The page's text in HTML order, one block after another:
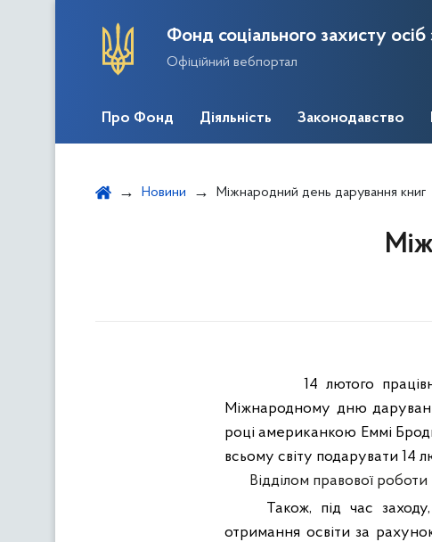
Фонд соціального захисту осіб
Офіційний вебпортал
Про Фонд Діяльність Законодавство
Новини Міжнародний день дарування книг
14 лютого
Міжнародному дню
році американкою Еммі
всьому світу подарувати 14
Відділом правової
Також, під час
отримання освіти за